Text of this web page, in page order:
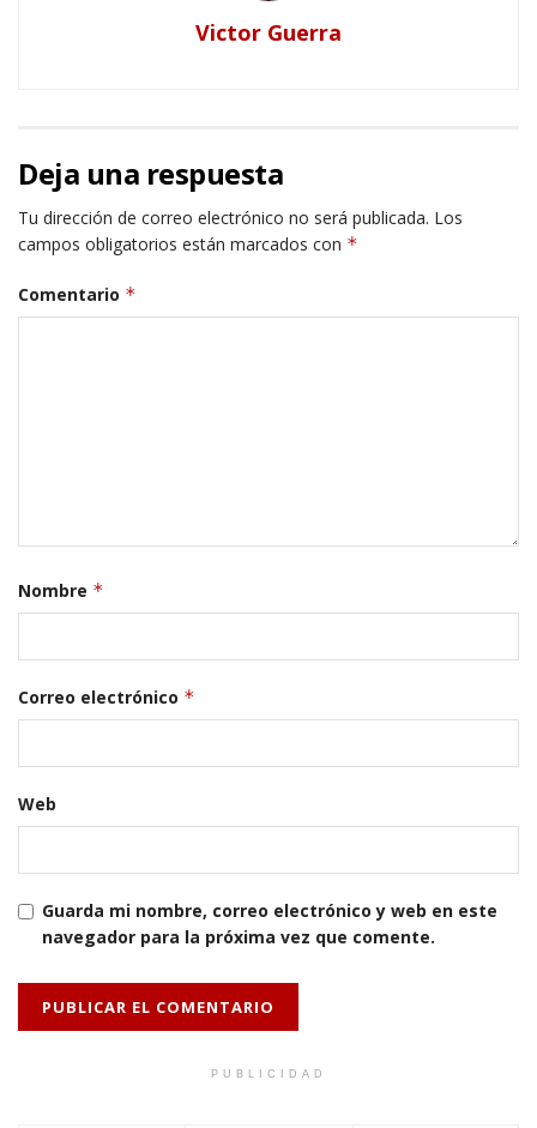
Victor Guerra
Deja una respuesta
Tu dirección de correo electrónico no será publicada. Los
campos obligatorios están marcados con *
Comentario *
Nombre *
Correo electrónico *
Web
Guarda mi nombre, correo electrónico y web en este
navegador para la próxima vez que comente.
PUBLICIDAD